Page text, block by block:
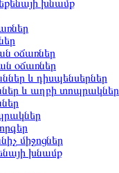
խնամք
օճառներ
օճառներ
և դիսպենսերներ
և աղբի տոպրակներ
միջոցներ
խնամք